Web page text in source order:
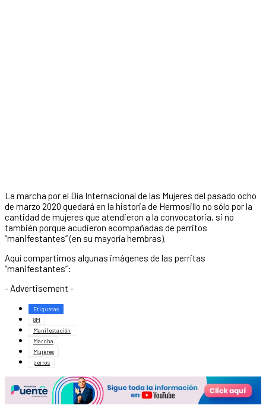
La marcha por el Día Internacional de las Mujeres del pasado ocho
de marzo 2020 quedará en la historia de Hermosillo no sólo por la
cantidad de mujeres que atendieron a la convocatoria, si no
también porque acudieron acompañadas de perritos
“manifestantes” (en su mayoría hembras).
Aquí compartimos algunas imágenes de las perritas
“manifestantes”:
- Advertisement -
Etiquetas
8M
Manifestación
Marcha
Mujeres
perros